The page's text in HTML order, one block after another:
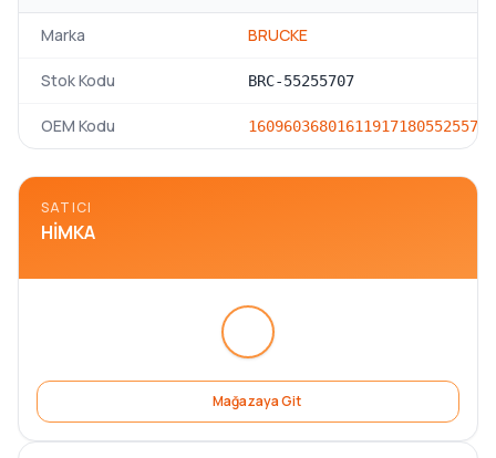
Marka BRUCKE
Stok Kodu BRC-55255707
OEM Kodu 1609603680161191718055255707
SATICI
HIMKA
Mağazaya Git